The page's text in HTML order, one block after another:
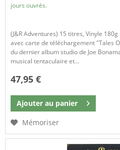
jours ouvrés.
(J&R Adventures) 15 titres, Vinyle
avec carte de téléchargement "Tales
du dernier album studio de Joe
musical tentaculaire et...
47,95 €
Ajouter au panier
Mémoriser